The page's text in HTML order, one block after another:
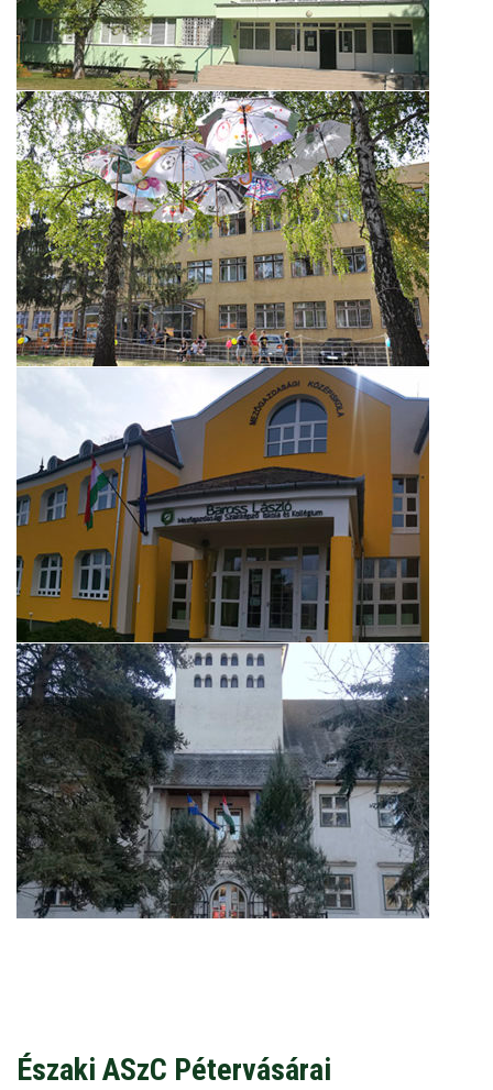
Északi ASzC Pétervásárai